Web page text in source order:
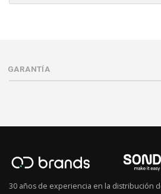
GARANTÍA
30 años de experiencia en la distribución